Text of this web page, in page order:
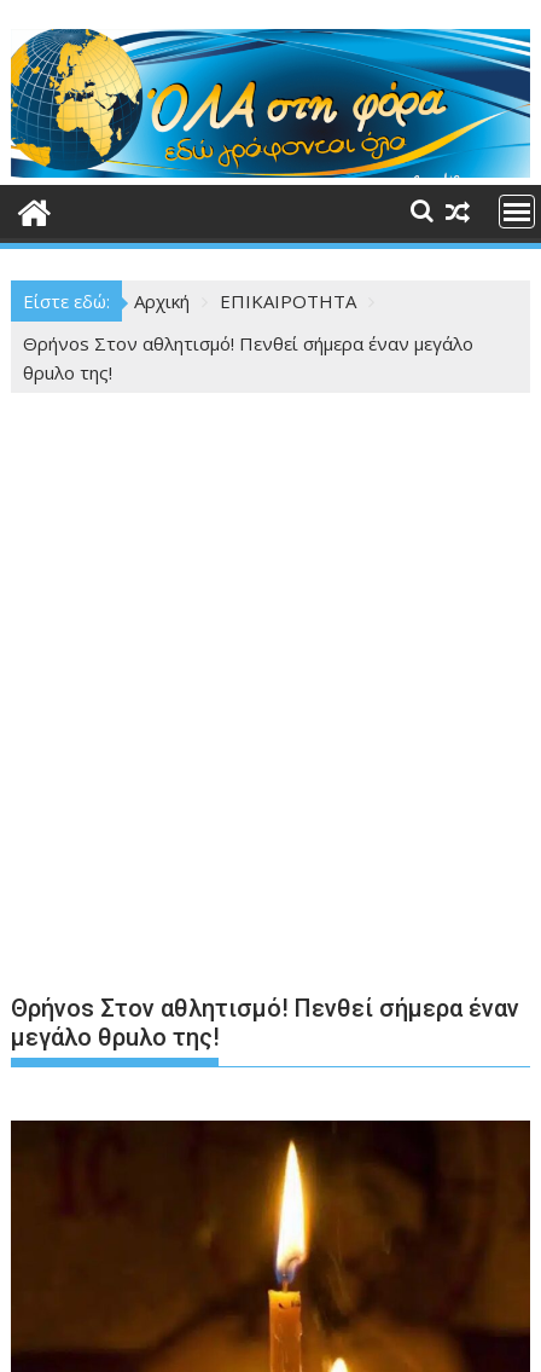
στο
περιεχόμενο
Είστε εδώ: Αρχική
ΕΠΙΚΑΙΡΟΤΗΤΑ
Θρήνοs Στον αθλητισμό! Πενθεί σήμερα έναν μεγάλο
θρuλο της!
Θρήνοs Στον αθλητισμό! Πενθεί σήμερα έναν
μεγάλο θρuλο της!